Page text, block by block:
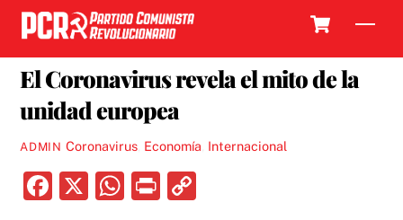
Skip
content
El Coronavirus revela el mito de la
unidad europea
ADMIN Coronavirus, Economía Internacional
F
X
W P